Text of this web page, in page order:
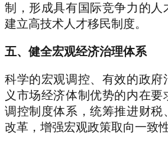
制，形成具有国际竞争力的人
建立高技术人才移民制度。
五、健全宏观经济治理体系
科学的宏观调控、有效的政府
义市场经济体制优势的内在
调控制度体系，统筹推进财税
改革，增强宏观政策取向一致性